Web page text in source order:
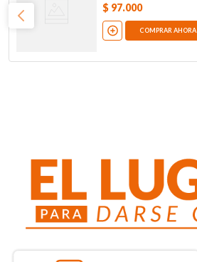
$ 97.000
COMPRAR AHORA